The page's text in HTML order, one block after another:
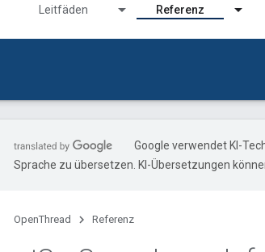
Leitfäden Referenz
Google verwendet KI-
Sprache zu übersetzen. KI-Übersetzungen
OpenThread Referenz